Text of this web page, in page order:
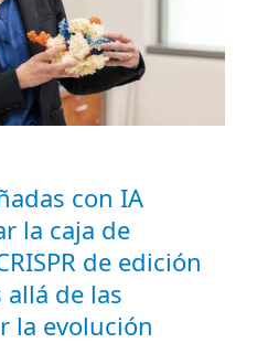
con IA
la caja de
de edición
de las
la evolución